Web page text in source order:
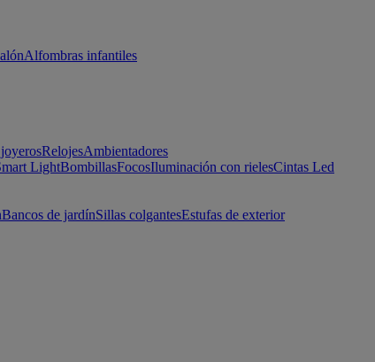
Alfombras infantiles
RelojesAmbientadores
LightBombillasFocosIluminación con rielesCintas Led
Bancos de jardínSillas colgantesEstufas de exterior